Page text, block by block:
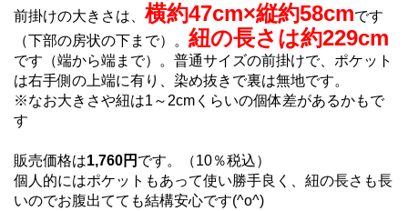
前掛けの大きさは、 横約47cm×縦約58cmです
（下部の房状の下まで）。 紐の長さは約229cm
です（端から端まで）。普通サイズの前掛けで、ポケット
は右手側の上端に有り、染め抜きで裏は無地です。
※なお大きさや紐は1～2cmくらいの個体差があるかもで
す
販売価格は1,760円 です。（10％税込）
個人的にはポケットもあって使い勝手良く、紐の長さも長
いのでお腹出てても結構安心です(^o^)